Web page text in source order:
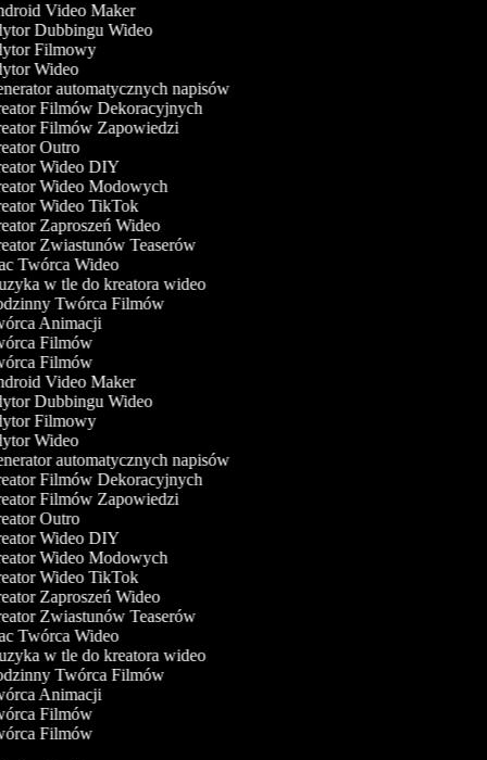
Video Maker
Dubbingu Wideo
Filmowy
Wideo
automatycznych napisów
Filmów Dekoracyjnych
Filmów Zapowiedzi
Outro
Wideo DIY
Wideo Modowych
Wideo TikTok
Zaproszeń Wideo
Zwiastunów Teaserów
Twórca Wideo
w tle do kreatora wideo
Twórca Filmów
Animacji
Filmów
Filmów
Video Maker
Dubbingu Wideo
Filmowy
Wideo
automatycznych napisów
Filmów Dekoracyjnych
Filmów Zapowiedzi
Outro
Wideo DIY
Wideo Modowych
Wideo TikTok
Zaproszeń Wideo
Zwiastunów Teaserów
Twórca Wideo
w tle do kreatora wideo
Twórca Filmów
Animacji
Filmów
Filmów